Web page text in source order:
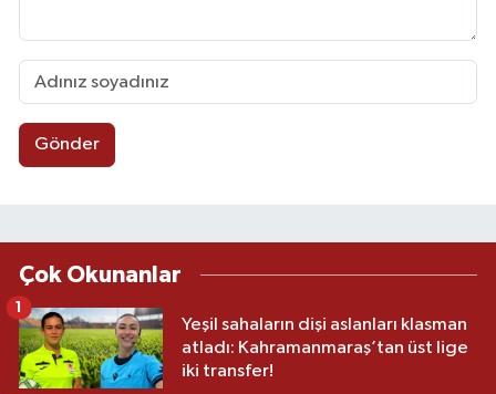
Gönder
Çok Okunanlar
Yeşil sahaların dişi aslanları klasman
atladı: Kahramanmaraş’tan üst lige
iki transfer!
1